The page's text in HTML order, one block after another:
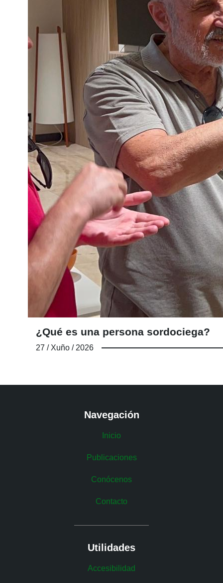
¿Qué es una persona sordociega?
27 / Xuño / 2026
Navegación
Inicio
Publicaciones
Conócenos
Contacto
Utilidades
Accesibilidad